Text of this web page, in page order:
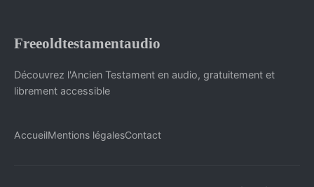
Freeoldtestamentaudio
Découvrez l'Ancien Testament en audio, gratuitement et
librement accessible
AccueilMentions légalesContact